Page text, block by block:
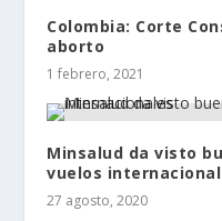
Colombia: Corte
aborto
1 febrero, 2021
Minsalud da visto
vuelos
27 agosto, 2020